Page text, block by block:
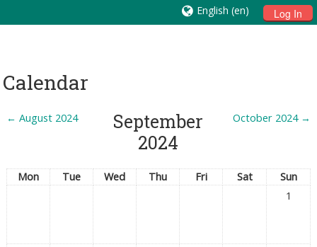
Log In
English ‎(en)‎
Calendar
← August 2024
September
2024
October 2024 →
Mon Tue Wed Thu Fri Sat
Sun
1